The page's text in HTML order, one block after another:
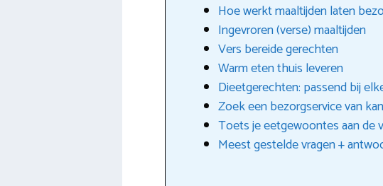
Hoe werkt maaltijden laten
Ingevroren (verse) maaltijden
Vers bereide gerechten
Warm eten thuis leveren
Dieetgerechten: passend bij
Zoek een bezorgservice van
Toets je eetgewoontes aan de
Meest gestelde vragen +